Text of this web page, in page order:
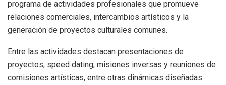
programa de actividades profesionales que promueve
relaciones comerciales, intercambios artísticos y la
generación de proyectos culturales comunes.
Entre las actividades destacan presentaciones de
proyectos, speed dating, misiones inversas y reuniones de
comisiones artísticas, entre otras dinámicas diseñadas